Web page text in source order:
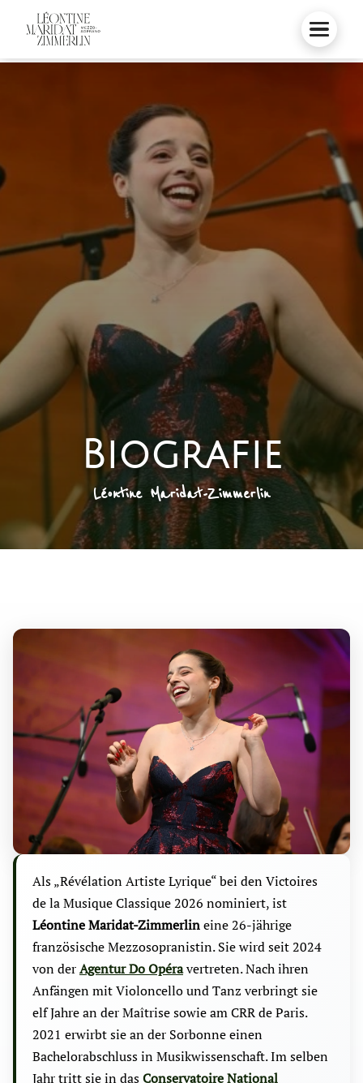
Biografie
Léontine Maridat-Zimmerlin
Als „Révélation Artiste Lyrique“ bei den Victoires
de la Musique Classique 2026 nominiert, ist
Léontine Maridat-Zimmerlineine 26-jährige
französische Mezzosopranistin. Sie wird seit 2024
von derAgentur Do Opéravertreten. Nach ihren
Anfängen mit Violoncello und Tanz verbringt sie
elf Jahre an der Maîtrise sowie am CRR de Paris.
2021 erwirbt sie an der Sorbonne einen
Bachelorabschluss in Musikwissenschaft. Im selben
Jahr tritt sie in dasConservatoire National